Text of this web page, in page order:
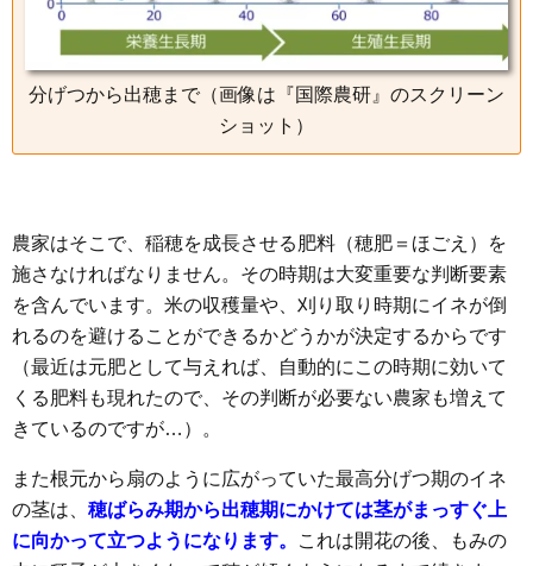
分げつから出穂まで（画像は『国際農研』のスクリーン
ショット）
農家はそこで、稲穂を成長させる肥料（穂肥＝ほごえ）を
施さなければなりません。その時期は大変重要な判断要素
を含んでいます。米の収穫量や、刈り取り時期にイネが倒
れるのを避けることができるかどうかが決定するからです
（最近は元肥として与えれば、自動的にこの時期に効いて
くる肥料も現れたので、その判断が必要ない農家も増えて
きているのですが…）。
また根元から扇のように広がっていた最高分げつ期のイネ
の茎は、 穂ばらみ期から出穂期にかけては茎がまっすぐ上
に向かって立つようになります。
これは開花の後、もみの